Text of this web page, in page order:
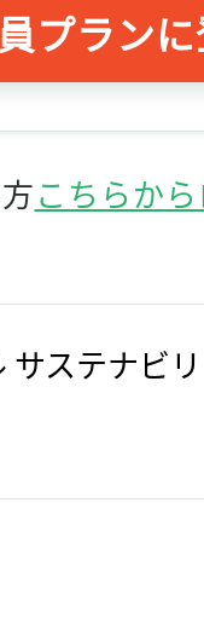
プラン
こちらか
ステナビ